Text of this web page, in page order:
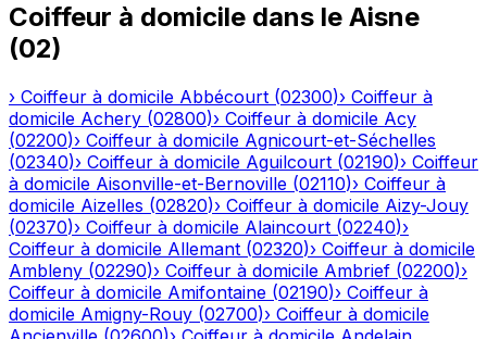
Coiffeur à domicile dans le Aisne
(02)
› Coiffeur à domicile Abbécourt (02300)› Coiffeur à
domicile Achery (02800)› Coiffeur à domicile Acy
(02200)› Coiffeur à domicile Agnicourt-et-Séchelles
(02340)› Coiffeur à domicile Aguilcourt (02190)› Coiffeur
à domicile Aisonville-et-Bernoville (02110)› Coiffeur à
domicile Aizelles (02820)› Coiffeur à domicile Aizy-Jouy
(02370)› Coiffeur à domicile Alaincourt (02240)›
Coiffeur à domicile Allemant (02320)› Coiffeur à domicile
Ambleny (02290)› Coiffeur à domicile Ambrief (02200)›
Coiffeur à domicile Amifontaine (02190)› Coiffeur à
domicile Amigny-Rouy (02700)› Coiffeur à domicile